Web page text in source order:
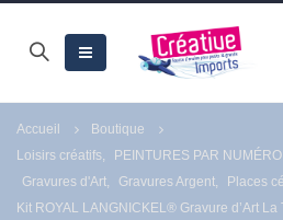
Accueil
Boutique
Loisirs créatifs
PEINTURES PAR
Gravures d'Art
Gravures Argent
Places
Kit ROYAL LANGNICKEL® Gravure d’Art La